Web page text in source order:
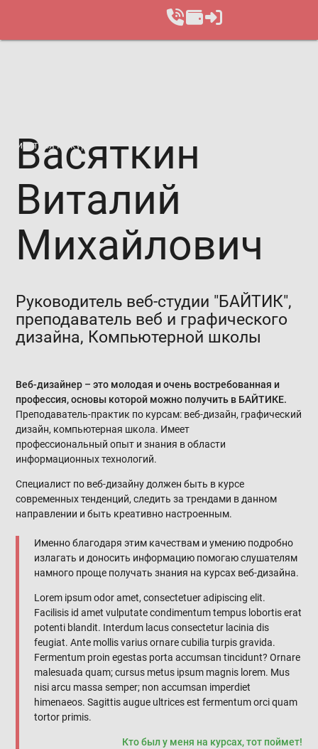
Записаться на курс
Васяткин
Виталий
Михайлович
Руководитель веб-студии "БАЙТИК",
преподаватель веб и графического
дизайна, Компьютерной школы
Веб-дизайнер – это молодая и очень востребованная и
профессия, основы которой можно получить в БАЙТИКЕ.
Преподаватель-практик по курсам: веб-дизайн, графический
дизайн, компьютерная школа. Имеет
профессиональный опыт и знания в области
информационных технологий.
Специалист по веб-дизайну должен быть в курсе
современных тенденций, следить за трендами в данном
направлении и быть креативно настроенным.
Именно благодаря этим качествам и умению подробно
излагать и доносить информацию помогаю слушателям
намного проще получать знания на курсах веб-дизайна.
Lorem ipsum odor amet, consectetuer adipiscing elit.
Facilisis id amet vulputate condimentum tempus lobortis erat
potenti blandit. Interdum lacus consectetur lacinia dis
feugiat. Ante mollis varius ornare cubilia turpis gravida.
Fermentum proin egestas porta accumsan tincidunt? Ornare
malesuada quam; cursus metus ipsum magnis lorem. Mus
nisi arcu massa semper; non accumsan imperdiet
himenaeos. Sagittis augue ultrices est fermentum orci quam
tortor primis.
Кто был у меня на курсах, тот поймет!